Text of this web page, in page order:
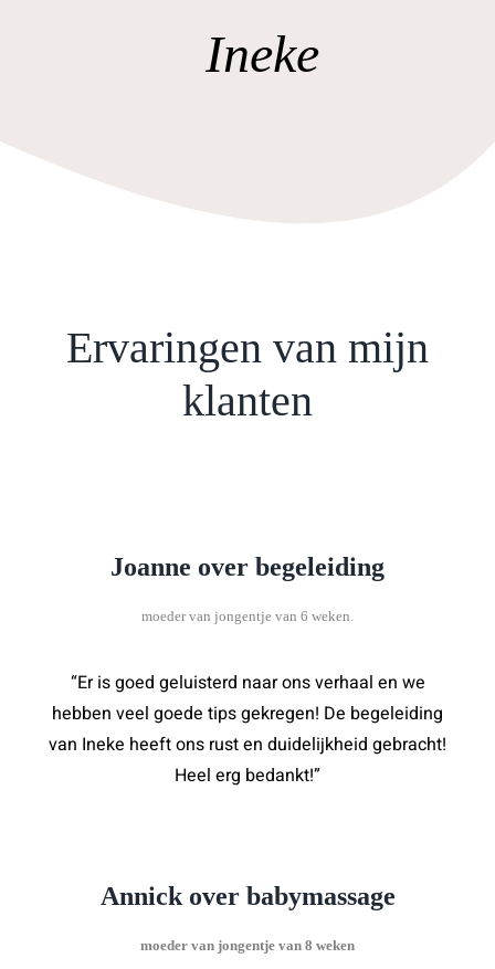
Ineke
Ervaringen van mijn
klanten
Joanne over begeleiding
moeder van jongentje van 6 weken.
“Er is goed geluisterd naar ons verhaal en we
hebben veel goede tips gekregen! De begeleiding
van Ineke heeft ons rust en duidelijkheid gebracht!
Heel erg bedankt!”
Annick over babymassage
moeder van jongentje van 8 weken